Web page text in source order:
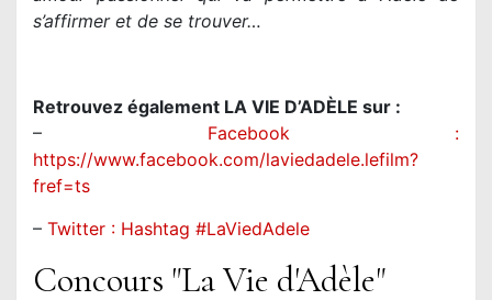
s’affirmer et de se trouver…
Retrouvez également LA VIE D’ADÈLE sur :
– Facebook :
https://www.facebook.com/laviedadele.lefilm?
fref=ts
– Twitter : Hashtag #LaViedAdele